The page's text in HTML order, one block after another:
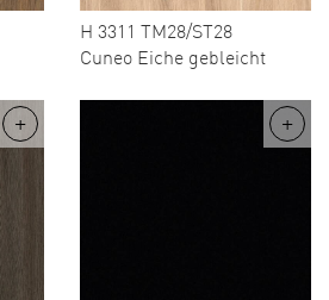
H 3311 TM28/ST28
Cuneo Eiche gebleicht